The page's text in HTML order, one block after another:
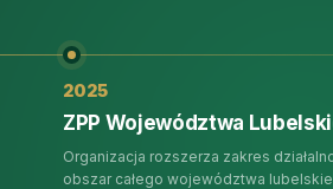
2025
ZPP Województwa
Organizacja rozszerza zakres
obszar całego województwa